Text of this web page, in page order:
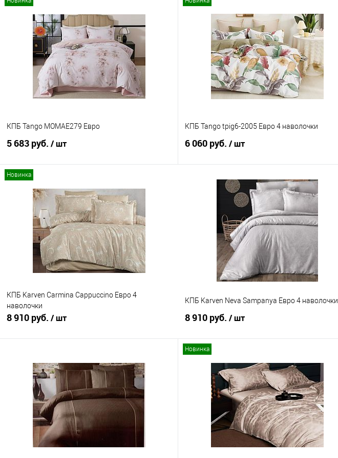
КПБ Tango MOMAE279 Евро
5 683 руб. / шт
Купить в 1 клик
Сравнение
В избранное
В наличии
КПБ Tango tpig6-2005 Евро 4 наволочки
6 060 руб. / шт
В корзину
Купить в 1 клик
Сравнение
В избранное
В наличии
Новинка
КПБ Karven Carmina Cappuccino Евро 4
наволочки
8 910 руб. / шт
Купить в 1 клик
Сравнение
В избранное
В наличии
КПБ Karven Neva Sampanya Евро 4 наволочки
8 910 руб. / шт
Купить в 1 клик
Сравнение
В избранное
В наличии
Новинка